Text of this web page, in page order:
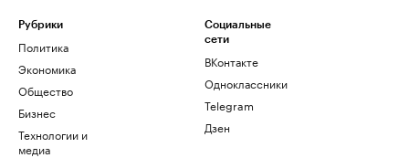
Рубрики
Политика
Экономика
Общество
Бизнес
Технологии и
медиа
Социальные
сети
ВКонтакте
Одноклассники
Telegram
Дзен